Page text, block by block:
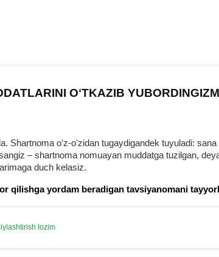
OʻTKAZIB
oʻz-oʻzidan tugaydigandek tuyuladi:
– shartnoma nomuayan muddatga tuzilgan,
duch kelasiz.
qilishga yordam beradigan tavsiyanomani
lozim